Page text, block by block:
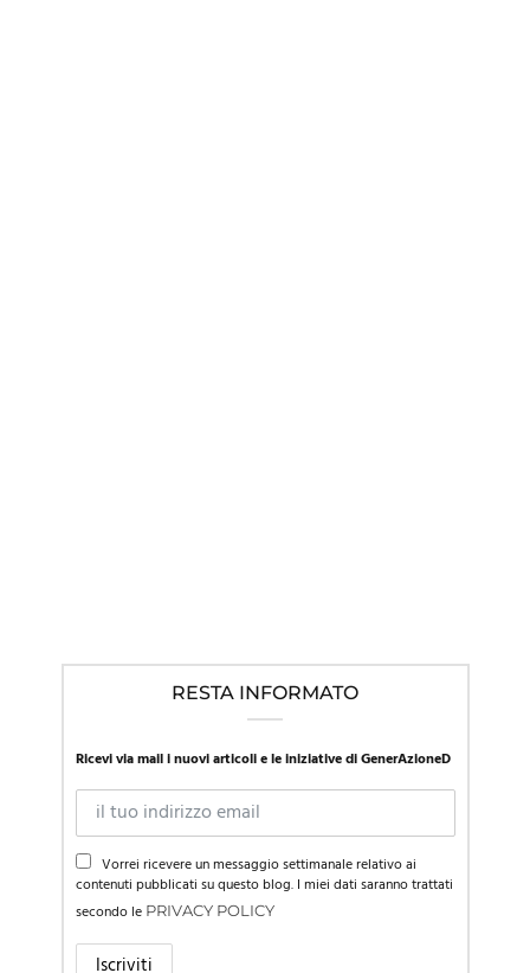
RESTA INFORMATO
Ricevi via mail i nuovi articoli e le iniziative di GenerAzioneD
Vorrei ricevere un messaggio settimanale relativo ai
contenuti pubblicati su questo blog. I miei dati saranno trattati
secondo le PRIVACY POLICY